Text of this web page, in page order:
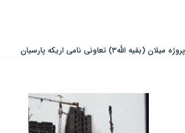
پروژه میلان (بقیه الله3) تعاونی نامی اریکه پارسیان